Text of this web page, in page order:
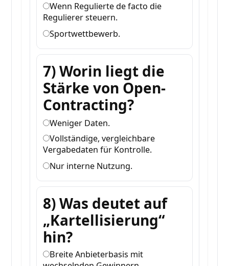
Wenn Regulierte de facto die
Regulierer steuern.
Sportwettbewerb.
7) Worin liegt die
Stärke von Open-
Contracting?
Weniger Daten.
Vollständige, vergleichbare
Vergabedaten für Kontrolle.
Nur interne Nutzung.
8) Was deutet auf
„Kartellisierung“
hin?
Breite Anbieterbasis mit